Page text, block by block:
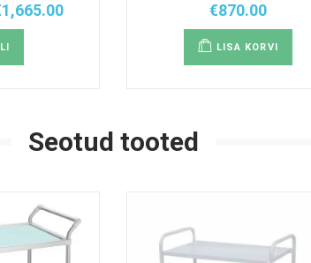
1,665.00
mitu
tootelehel.
€870.00
LISA KORVI
Seotud tooted